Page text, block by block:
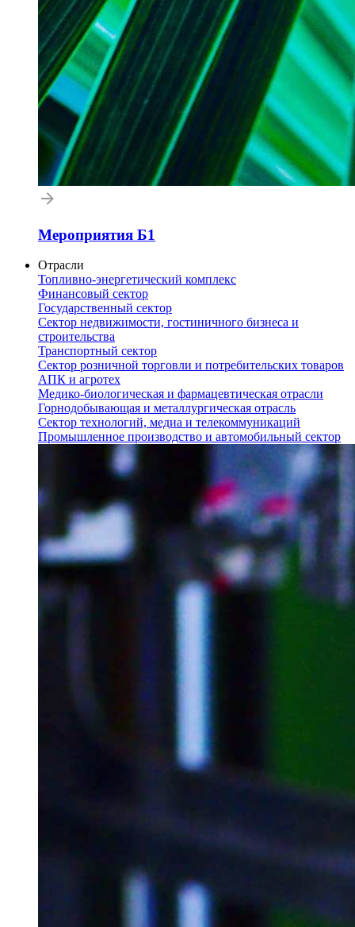
Мероприятия Б1
Отрасли
Топливно-энергетический комплекс
Финансовый сектор
Государственный сектор
Сектор недвижимости, гостиничного бизнеса и
строительства
Транспортный сектор
Сектор розничной торговли и потребительских товаров
АПК и агротех
Медико-биологическая и фармацевтическая отрасли
Горнодобывающая и металлургическая отрасль
Сектор технологий, медиа и телекоммуникаций
Промышленное производство и автомобильный сектор